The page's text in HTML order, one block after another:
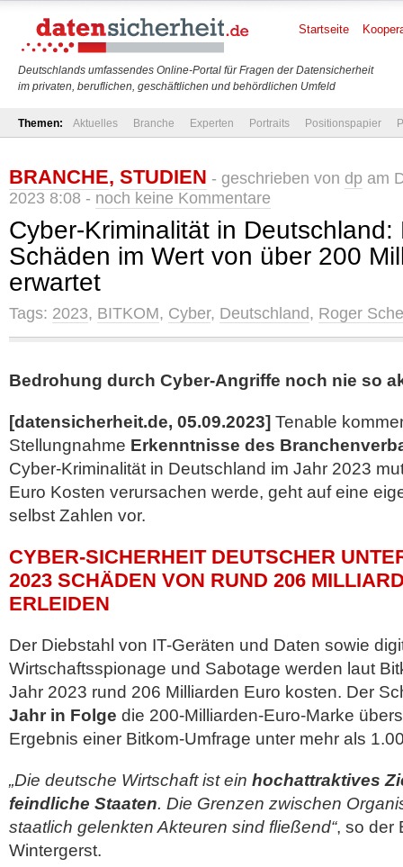
Deutschlands umfassendes Online-Portal für Fragen der Datensicherheit
im privaten, beruflichen, geschäftlichen und behördlichen Umfeld
Startseite
Themen: Aktuelles Branche Experten Portraits Positionspapier
BRANCHE, STUDIEN - geschrieben von dp am
2023 8:08 - noch keine Kommentare
Cyber-Kriminalität in
Schäden im Wert von über 200
erwartet
Tags: 2023, BITKOM, Cyber, Deutschland, Roger
Bedrohung durch Cyber-Angriffe noch nie so
[datensicherheit.de, 05.09.2023] Tenable
Stellungnahme Erkenntnisse des
Cyber-Kriminalität in Deutschland im Jahr 2023
Euro Kosten verursachen werde, geht auf eine
selbst Zahlen vor.
CYBER-SICHERHEIT DEUTSCHER
2023 SCHÄDEN VON RUND 206
ERLEIDEN
Der Diebstahl von IT-Geräten und Daten sowie
Wirtschaftsspionage und Sabotage werden laut
Jahr 2023 rund 206 Milliarden Euro kosten. Der
Jahr in Folge die 200-Milliarden-Euro-Marke
Ergebnis einer Bitkom-Umfrage unter mehr als
„Die deutsche Wirtschaft ist ein hochattraktives
feindliche Staaten. Die Grenzen zwischen
staatlich gelenkten Akteuren sind fließend“, so der
Wintergerst.